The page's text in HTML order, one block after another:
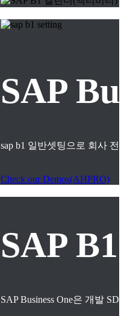
SAP
sap b1 일반셋팅으로 회사
Check our Demos(AHPRO)
SAP
SAP Business One은 개발